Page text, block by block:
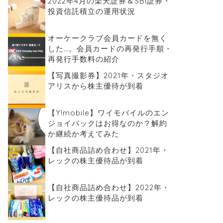
投資信託積立の運用状況
オーケークラブ会員カードを無く
した…。会員カードの再発行手順・
再発行手数料の紹介
【写真撮影券】2021年・スタジオ
アリスから株主優待が到着
【Y!mobile】ワイモバイルのエン
ジョイパックはお得なのか？解約
か継続か考えてみた
【自社商品詰め合わせ】2021年・
レックの株主優待品が到着
【自社商品詰め合わせ】2022年・
レックの株主優待品が到着